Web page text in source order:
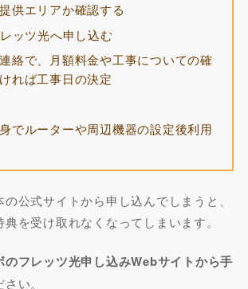
供エリアか確認する
ッツ光へ申し込む
絡で、月額料金や工事についての確
れば工事日の決定
でルーターや周辺機器の設定後利用
公式サイトから申し込んでしまうと、
を受け取れなくなってしまいます。
のフレッツ光申し込みWebサイトから手
い。